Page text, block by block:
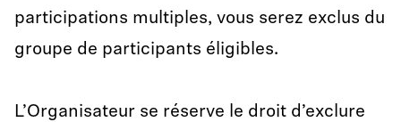
participations multiples, vous serez exclus du
groupe de participants éligibles.
L’Organisateur se réserve le droit d’exclure